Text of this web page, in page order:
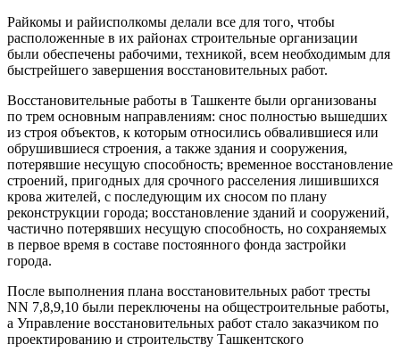
Райкомы и райисполкомы делали все для того, что­бы
расположенные в их районах строительные организации
были обеспечены рабочими, техникой, всем не­обходимым для
быстрейшего завершения восстанови­тельных работ.
Восстановительные работы в Ташкенте были орга­низованы
по трем основным направлениям: снос пол­ностью вышедших
из строя объектов, к которым отно­сились обвалившиеся или
обрушившиеся строения, а также здания и сооружения,
потерявшие несущую спо­собность; временное восстановление
строений, пригод­ных для срочного расселения лишившихся
крова жи­телей, с последующим их сносом по плану
реконструк­ции города; восстановление зданий и сооружений,
час­тично потерявших несущую способность, но сохраняе­мых
в первое время в составе постоянного фонда за­стройки
города.
После выполнения плана восстановительных работ тресты
NN 7,8,9,10 были переключены на общестрои­тельные работы,
а Управление восстановительных ра­бот стало заказчиком по
проектированию и строитель­ству Ташкентского